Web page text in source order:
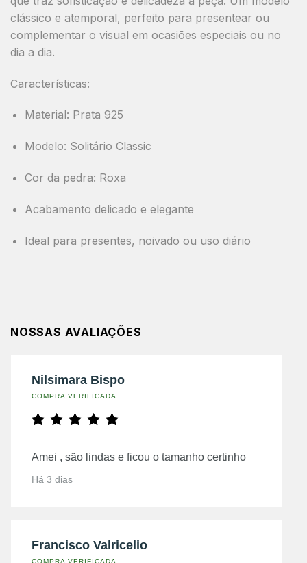
clássico e atemporal, perfeito para presentear ou
complementar o visual em ocasiões especiais ou no
dia a dia.
Características:
Material: Prata 925
Modelo: Solitário Classic
Cor da pedra: Roxa
Acabamento delicado e elegante
Ideal para presentes, noivado ou uso diário
NOSSAS AVALIAÇÕES
Nilsimara Bispo
COMPRA VERIFICADA
Amei , são lindas e ficou o tamanho certinho
Há 3 dias
Francisco Valricelio
COMPRA VERIFICADA